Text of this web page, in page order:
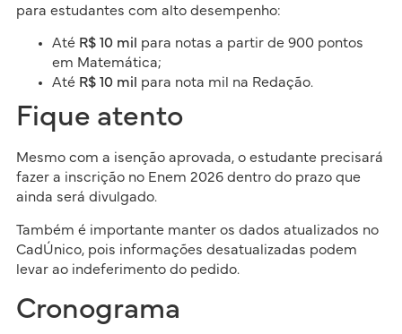
para estudantes com alto desempenho:
Até R$ 10 mil
para notas a partir de 900 pontos
em Matemática;
Até R$ 10 mil para nota mil na Redação.
Fique atento
Mesmo com a isenção aprovada, o estudante precisará
fazer a inscrição no Enem 2026 dentro do prazo que
ainda será divulgado.
Também é importante manter os dados atualizados no
CadÚnico, pois informações desatualizadas podem
levar ao indeferimento do pedido.
Cronograma